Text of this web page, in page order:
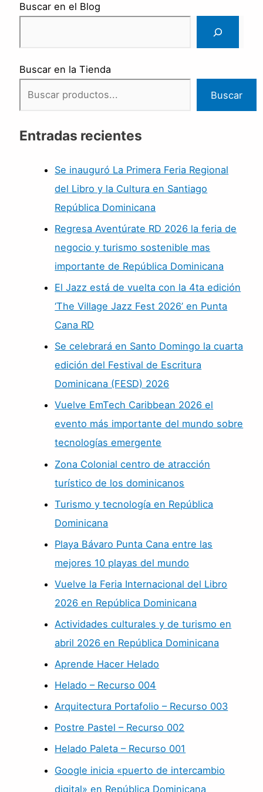
Buscar en el Blog
Buscar en la Tienda
Buscar
Entradas recientes
Se inauguró La Primera Feria Regional
del Libro y la Cultura en Santiago
República Dominicana
Regresa Aventúrate RD 2026 la feria de
negocio y turismo sostenible mas
importante de República Dominicana
El Jazz está de vuelta con la 4ta edición
‘The Village Jazz Fest 2026’ en Punta
Cana RD
Se celebrará en Santo Domingo la cuarta
edición del Festival de Escritura
Dominicana (FESD) 2026
Vuelve EmTech Caribbean 2026 el
evento más importante del mundo sobre
tecnologías emergente
Zona Colonial centro de atracción
turístico de los dominicanos
Turismo y tecnología en República
Dominicana
Playa Bávaro Punta Cana entre las
mejores 10 playas del mundo
Vuelve la Feria Internacional del Libro
2026 en República Dominicana
Actividades culturales y de turismo en
abril 2026 en República Dominicana
Aprende Hacer Helado
Helado – Recurso 004
Arquitectura Portafolio – Recurso 003
Postre Pastel – Recurso 002
Helado Paleta – Recurso 001
Google inicia «puerto de intercambio
digital» en República Dominicana